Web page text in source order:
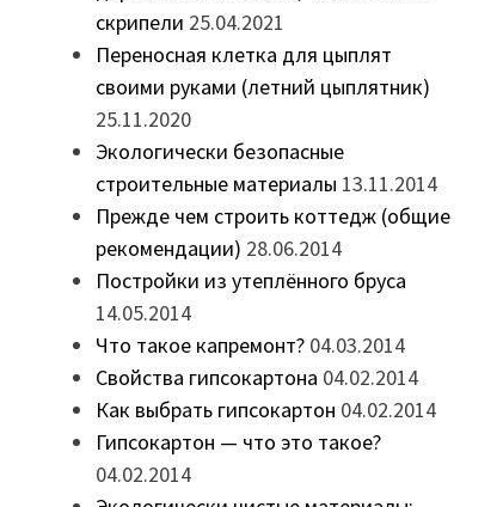
скрипели 25.04.2021
Переносная клетка для цыплят
своими руками (летний цыплятник)
25.11.2020
Экологически безопасные
строительные материалы 13.11.2014
Прежде чем строить коттедж (общие
рекомендации) 28.06.2014
Постройки из утеплённого бруса
14.05.2014
Что такое капремонт? 04.03.2014
Свойства гипсокартона 04.02.2014
Как выбрать гипсокартон 04.02.2014
Гипсокартон — что это такое?
04.02.2014